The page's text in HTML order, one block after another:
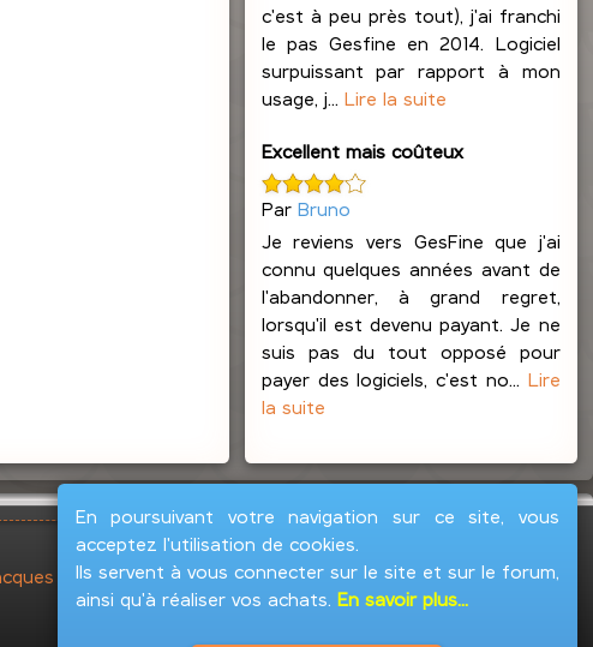
c'est à peu près tout), j'ai franchi
le pas Gesfine en 2014. Logiciel
surpuissant par rapport à mon
usage, j... Lire la suite
Excellent mais coûteux
Par Bruno
Je reviens vers GesFine que j'ai
connu quelques années avant de
l'abandonner, à grand regret,
lorsqu'il est devenu payant. Je ne
suis pas du tout opposé pour
payer des logiciels, c'est no... Lire
la suite
En poursuivant votre navigation sur ce site, vous
acceptez l'utilisation de cookies.
Ils servent à vous connecter sur le site et sur le forum,
ainsi qu'à réaliser vos achats. En savoir plus...